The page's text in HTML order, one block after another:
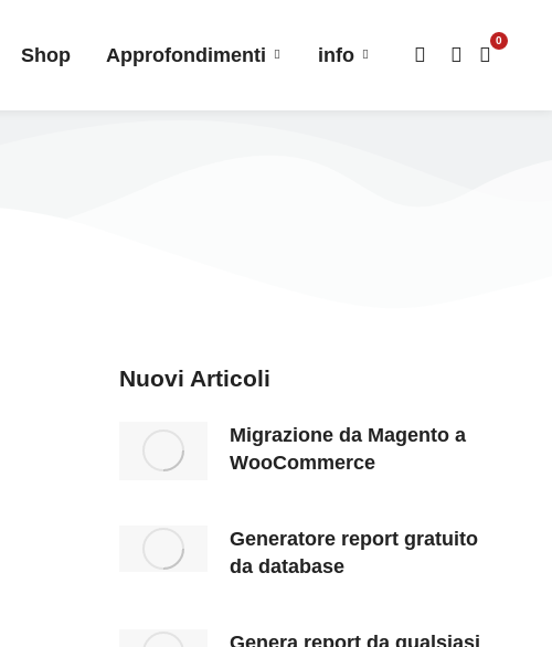
Shop Approfondimenti info
0
Nuovi Articoli
Migrazione da Magento a
WooCommerce
Generatore report gratuito
da database
Genera report da qualsiasi